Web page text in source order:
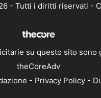
- Tutti i diritti riservati -
su questo sito sono
theCoreAdv
- Privacy Policy -